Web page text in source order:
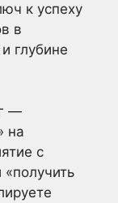
к успеху
в
глубине
—
на
с
«получить